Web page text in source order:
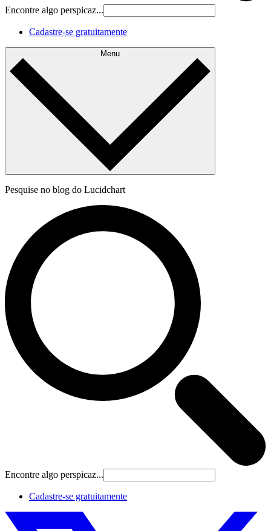
Encontre algo perspicaz...
Cadastre‐se gratuitamente
Menu
Pesquise no blog do Lucidchart
Encontre algo perspicaz...
Cadastre‐se gratuitamente